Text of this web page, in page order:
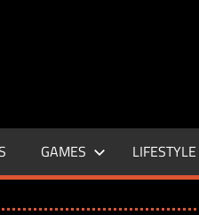
GAMES LIFESTYLE